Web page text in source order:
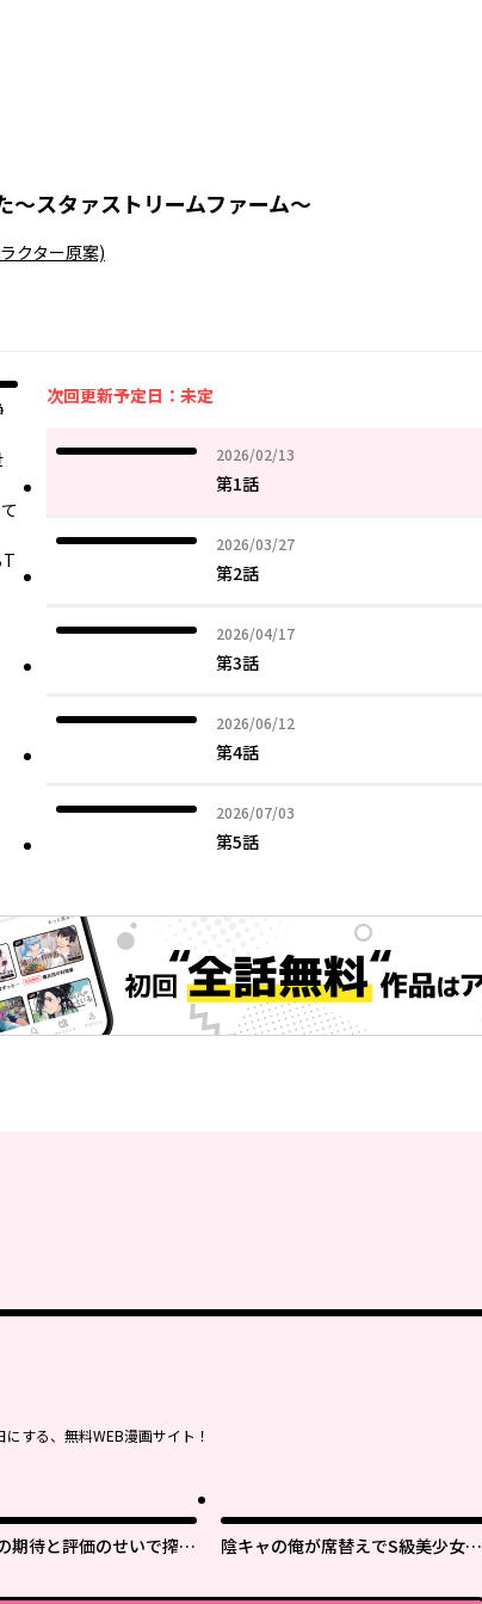
～スタァストリームファーム～
クター原案)
T
次回更新予定日：未定
2026/02/13
2026年02月13日
第1話
2026/03/27
2026年03月27日
第2話
2026/04/17
2026年04月17日
第3話
2026/06/12
2026年06月12日
第4話
2026/07/03
2026年07月03日
第5話
する、無料WEB漫画サイト！
期待と評価のせいで搾取
陰キャの俺が席替えでS級美少女に